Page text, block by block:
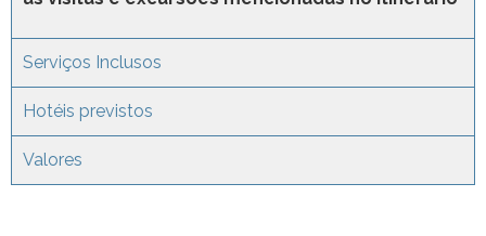
Serviços Inclusos
Hotéis previstos
Valores